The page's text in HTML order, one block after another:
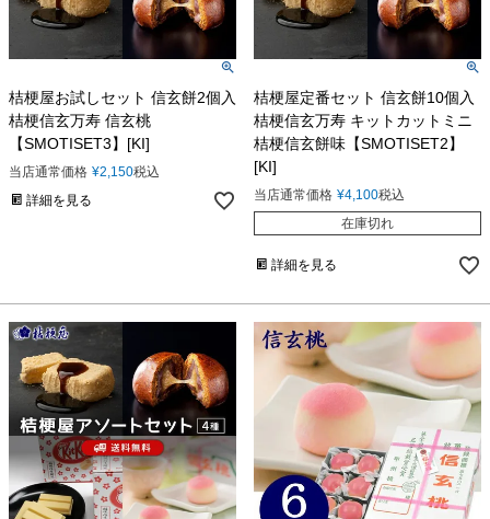
桔梗屋お試しセット 信玄餅2個入
桔梗信玄万寿 信玄桃
【SMOTISET3】[KI]
当店通常価格 ¥2,150税込
詳細を見る
桔梗屋定番セット 信玄餅10個入
桔梗信玄万寿 キットカットミニ
桔梗信玄餅味【SMOTISET2】
[KI]
当店通常価格 ¥4,100税込
在庫切れ
詳細を見る